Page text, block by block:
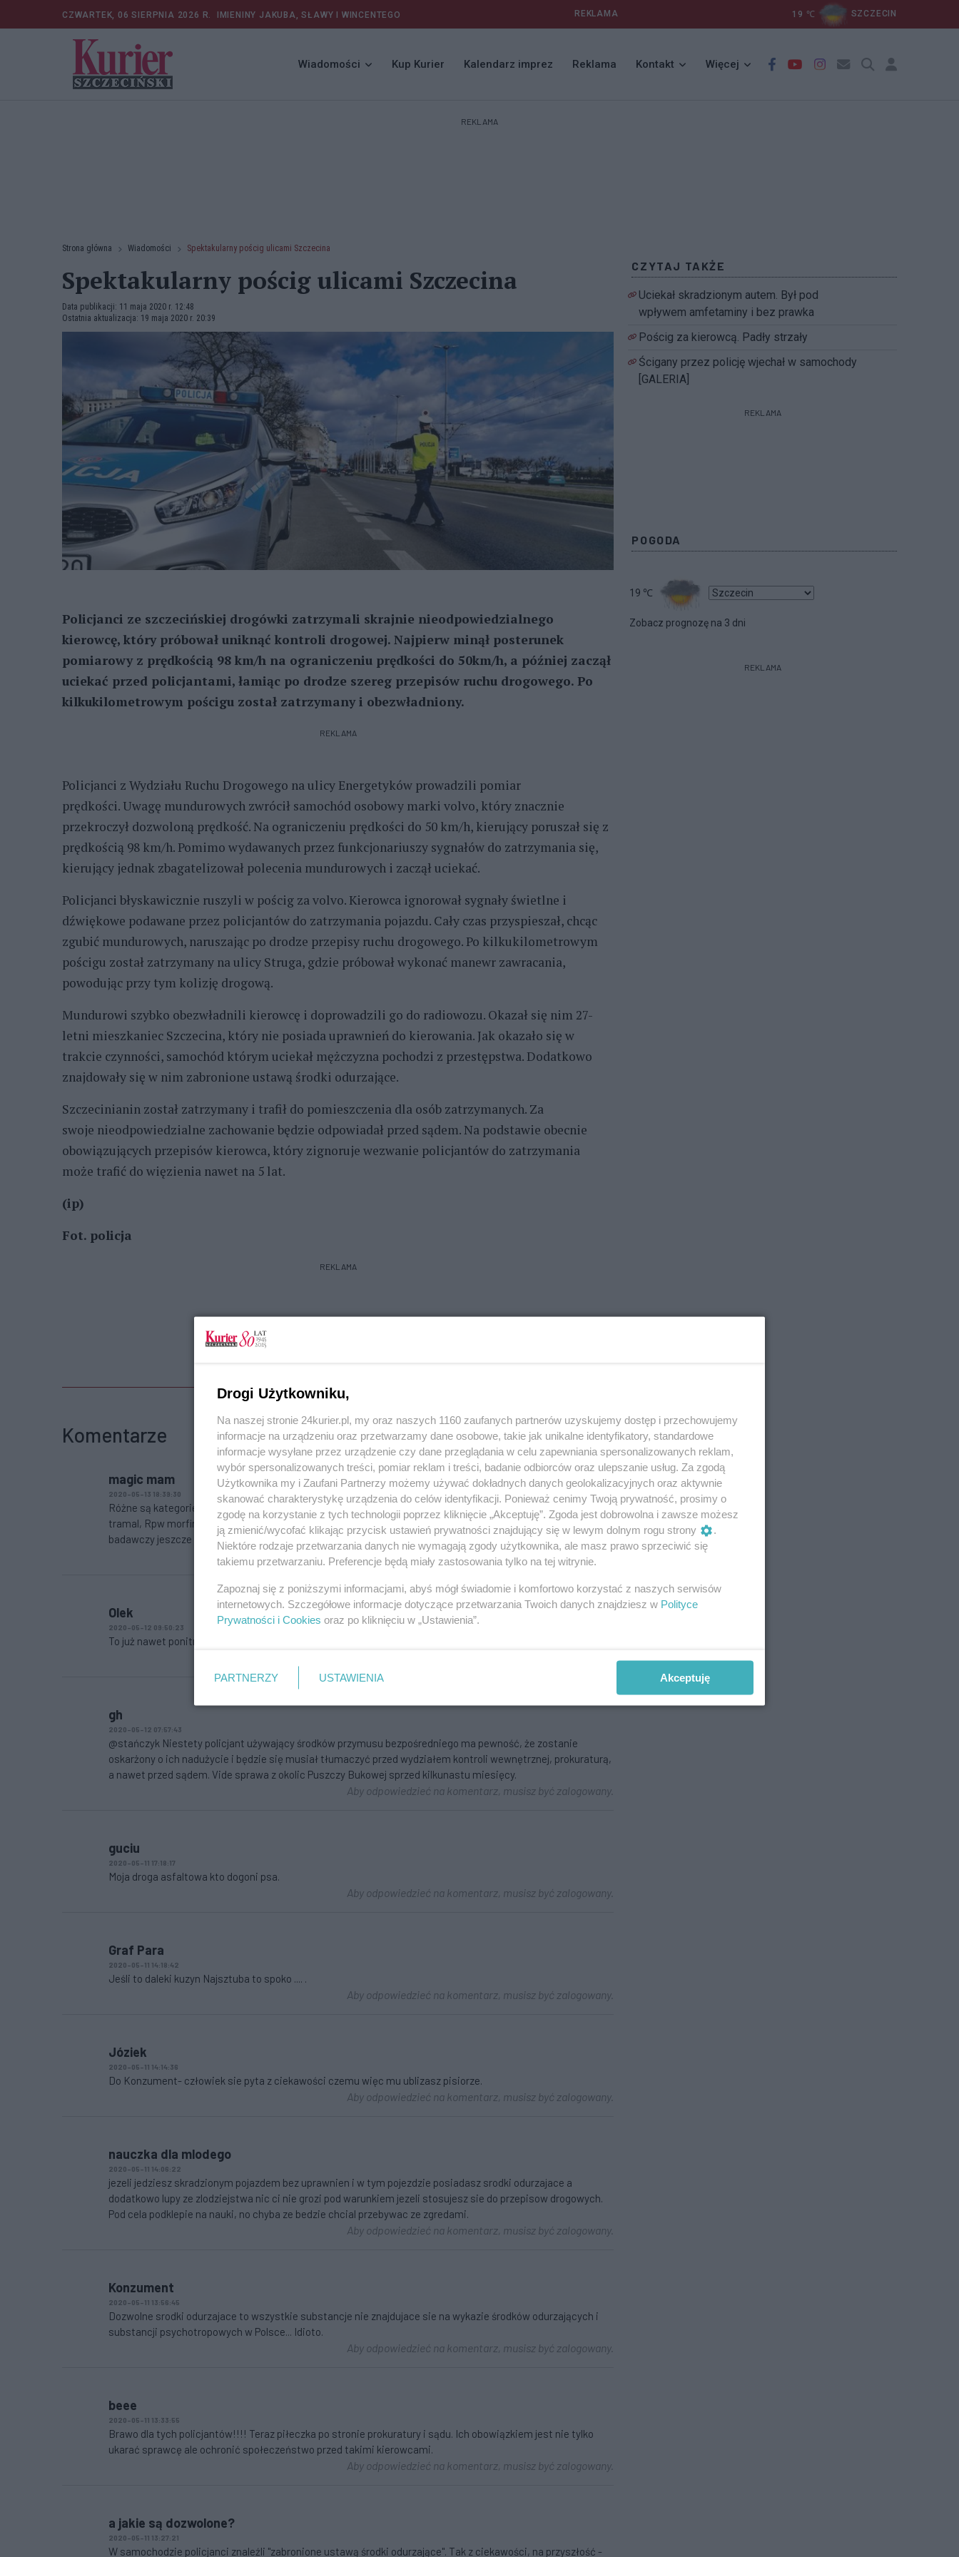
CZWARTEK, 06 SIERPNIA 2026 R. IMIENINY JAKUBA, SŁAWY I WINCENTEGO REKLAMA 19 ℃ SZCZECIN
Wiadomości Kup Kurier Kalendarz imprez Reklama Kontakt Więcej
REKLAMA
Strona główna Wiadomości Spektakularny pościg ulicami Szczecina
Spektakularny pościg ulicami Szczecina
Data publikacji: 11 maja 2020 r. 12:48
Ostatnia aktualizacja: 19 maja 2020 r. 20:39
Policjanci ze szczecińskiej drogówki zatrzymali skrajnie nieodpowiedzialnego
kierowcę, który próbował uniknąć kontroli drogowej. Najpierw minął posterunek
pomiarowy z prędkością 98 km/h na ograniczeniu prędkości do 50km/h, a później zaczął
uciekać przed policjantami, łamiąc po drodze szereg przepisów ruchu drogowego. Po
kilkukilometrowym pościgu został zatrzymany i obezwładniony.
REKLAMA
Policjanci z Wydziału Ruchu Drogowego na ulicy Energetyków prowadzili pomiar
prędkości. Uwagę mundurowych zwrócił samochód osobowy marki volvo, który znacznie
przekroczył dozwoloną prędkość. Na ograniczeniu prędkości do 50 km/h, kierujący poruszał się z
prędkością 98 km/h. Pomimo wydawanych przez funkcjonariuszy sygnałów do zatrzymania się,
kierujący jednak zbagatelizował polecenia mundurowych i zaczął uciekać.
Policjanci błyskawicznie ruszyli w pościg za volvo. Kierowca ignorował sygnały świetlne i
dźwiękowe podawane przez policjantów do zatrzymania pojazdu. Cały czas przyspieszał, chcąc
zgubić mundurowych, naruszając po drodze przepisy ruchu drogowego. Po kilkukilometrowym
pościgu został zatrzymany na ulicy Struga, gdzie próbował wykonać manewr zawracania,
powodując przy tym kolizję drogową.
Mundurowi szybko obezwładnili kierowcę i doprowadzili go do radiowozu. Okazał się nim 27-
letni mieszkaniec Szczecina, który nie posiada uprawnień do kierowania. Jak okazało się w
trakcie czynności, samochód którym uciekał mężczyzna pochodzi z przestępstwa. Dodatkowo
znajdowały się w nim zabronione ustawą środki odurzające.
Szczecinianin został zatrzymany i trafił do pomieszczenia dla osób zatrzymanych. Za
swoje nieodpowiedzialne zachowanie będzie odpowiadał przed sądem. Na podstawie obecnie
obowiązujących przepisów kierowca, który zignoruje wezwanie policjantów do zatrzymania
może trafić do więzienia nawet na 5 lat.
(ip)
Fot. policja
REKLAMA
Komentarze
magic mam
2020-05-13 18:39:30
Różne są kategorie dostępności. OTC masz kodeinę, dekstrometorfan, pseudoefedrynę, Rp benzodiazepiny i
tramal, Rpw morfinę, metylofenidat, import docelowy może obejmować sole (met)amfetaminy, pracownicy
badawczy jeszcze w dziwniejsze rzeczy się bawią... To nie działa 0/1.
Aby odpowiedzieć na komentarz, musisz być zalogowany.
Olek
2020-05-12 09:50:23
To już nawet ponitrasić sobie nie wolno?
gh
2020-05-12 07:57:43
@stańczyk Niestety policjant używający środków przymusu bezpośredniego ma pewność, że zostanie
oskarżony o ich nadużycie i będzie się musiał tłumaczyć przed wydziałem kontroli wewnętrznej, prokuraturą,
a nawet przed sądem. Vide sprawa z okolic Puszczy Bukowej sprzed kilkunastu miesięcy.
Aby odpowiedzieć na komentarz, musisz być zalogowany.
guciu
2020-05-11 17:18:17
Moja droga asfaltowa kto dogoni psa.
Aby odpowiedzieć na komentarz, musisz być zalogowany.
Graf Para
2020-05-11 14:18:42
Jeśli to daleki kuzyn Najsztuba to spoko .... .
Aby odpowiedzieć na komentarz, musisz być zalogowany.
Józiek
2020-05-11 14:14:36
Do Konzument- człowiek sie pyta z ciekawości czemu więc mu ublizasz pisiorze.
Aby odpowiedzieć na komentarz, musisz być zalogowany.
nauczka dla mlodego
2020-05-11 14:06:22
jezeli jedziesz skradzionym pojazdem bez uprawnien i w tym pojezdzie posiadasz srodki odurzajace a
dodatkowo lupy ze zlodziejstwa nic ci nie grozi pod warunkiem jezeli stosujesz sie do przepisow drogowych.
Pod cela podklepie na nauki, no chyba ze bedzie chcial przebywac ze zgredami.
Aby odpowiedzieć na komentarz, musisz być zalogowany.
Konzument
2020-05-11 13:56:45
Dozwolne srodki odurzajace to wszystkie substancje nie znajdujace sie na wykazie środków odurzających i
substancji psychotropowych w Polsce... Idioto.
Aby odpowiedzieć na komentarz, musisz być zalogowany.
beee
2020-05-11 13:33:55
Brawo dla tych policjantów!!!! Teraz piłeczka po stronie prokuratury i sądu. Ich obowiązkiem jest nie tylko
ukarać sprawcę ale ochronić społeczeństwo przed takimi kierowcami.
Aby odpowiedzieć na komentarz, musisz być zalogowany.
a jakie są dozwolone?
2020-05-11 13:27:21
W samochodzie policjanci znaleźli "zabronione ustawą środki odurzające". Tak z ciekawości, na przyszłość -
CZYTAJ TAKŻE
Uciekał skradzionym autem. Był pod
wpływem amfetaminy i bez prawka
Pościg za kierowcą. Padły strzały
Ścigany przez policję wjechał w samochody
[GALERIA]
REKLAMA
POGODA
19 ℃
Zobacz prognozę na 3 dni
REKLAMA
Drogi Użytkowniku,
Na naszej stronie 24kurier.pl, my oraz naszych 1160 zaufanych partnerów uzyskujemy dostęp i przechowujemy
informacje na urządzeniu oraz przetwarzamy dane osobowe, takie jak unikalne identyfikatory, standardowe
informacje wysyłane przez urządzenie czy dane przeglądania w celu zapewniania spersonalizowanych reklam,
wybór spersonalizowanych treści, pomiar reklam i treści, badanie odbiorców oraz ulepszanie usług. Za zgodą
Użytkownika my i Zaufani Partnerzy możemy używać dokładnych danych geolokalizacyjnych oraz aktywnie
skanować charakterystykę urządzenia do celów identyfikacji. Ponieważ cenimy Twoją prywatność, prosimy o
zgodę na korzystanie z tych technologii poprzez kliknięcie „Akceptuję”. Zgoda jest dobrowolna i zawsze możesz
ją zmienić/wycofać klikając przycisk ustawień prywatności znajdujący się w lewym dolnym rogu strony
.
Niektóre rodzaje przetwarzania danych nie wymagają zgody użytkownika, ale masz prawo sprzeciwić się
takiemu przetwarzaniu. Preferencje będą miały zastosowania tylko na tej witrynie.
Zapoznaj się z poniższymi informacjami, abyś mógł świadomie i komfortowo korzystać z naszych serwisów
internetowych. Szczegółowe informacje dotyczące przetwarzania Twoich danych znajdziesz w Polityce
Prywatności i Cookies oraz po kliknięciu w „Ustawienia”.
PARTNERZY USTAWIENIA Akceptuję